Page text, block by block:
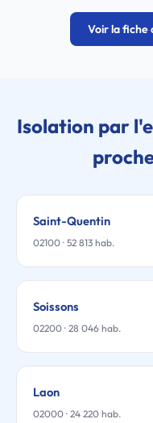
Voir la fiche
Isolation par
Saint-Quentin
02100 · 52 813 hab.
Soissons
02200 · 28 046 hab.
Laon
02000 · 24 220 hab.